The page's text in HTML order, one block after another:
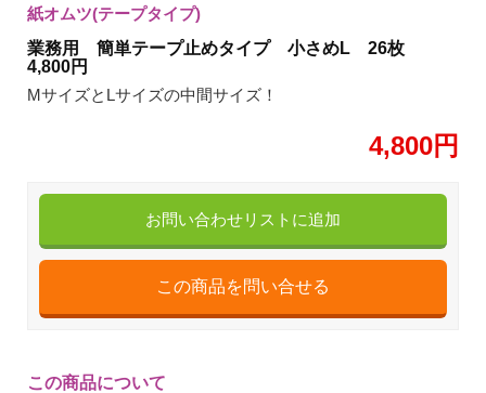
紙オムツ(テープタイプ)
業務用 簡単テープ止めタイプ 小さめL 26枚
4,800円
MサイズとLサイズの中間サイズ！
4,800円
お問い合わせリストに追加
この商品について